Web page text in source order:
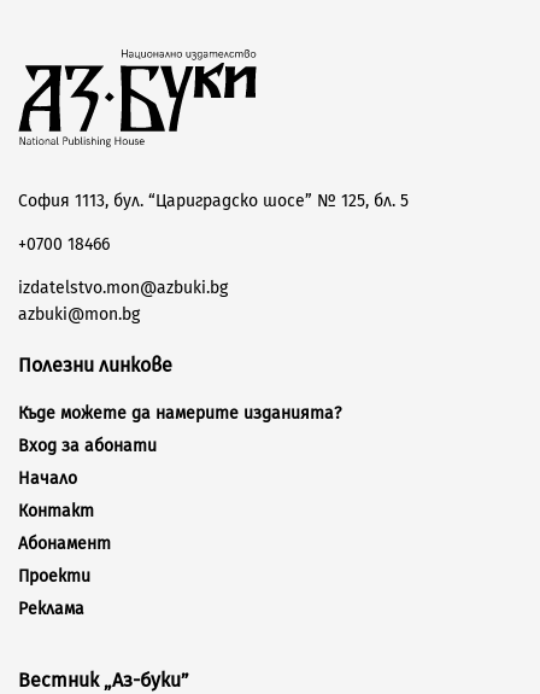
София 1113, бул. “Цариградско шосе” № 125, бл. 5
+0700 18466
izdatelstvo.mon@azbuki.bg
azbuki@mon.bg
Полезни линкове
Къде можете да намерите изданията?
Вход за абонати
Начало
Контакт
Абонамент
Проекти
Реклама
Вестник „Аз-буки”